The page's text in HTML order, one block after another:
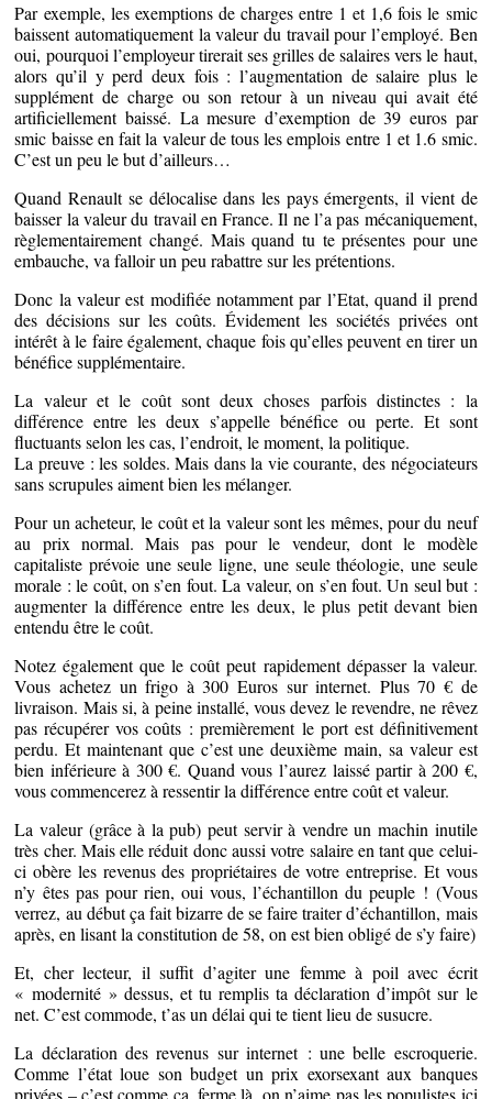
Par exemple, les exemptions de charges entre 1 et 1,6 fois le smic
baissent automatiquement la valeur du travail pour l’employé. Ben
oui, pourquoi l’employeur tirerait ses grilles de salaires vers le haut,
alors qu’il y perd deux fois : l’augmentation de salaire plus le
supplément de charge ou son retour à un niveau qui avait été
artificiellement baissé. La mesure d’exemption de 39 euros par
smic baisse en fait la valeur de tous les emplois entre 1 et 1.6 smic.
C’est un peu le but d’ailleurs…
Quand Renault se délocalise dans les pays émergents, il vient de
baisser la valeur du travail en France. Il ne l’a pas mécaniquement,
règlementairement changé. Mais quand tu te présentes pour une
embauche, va falloir un peu rabattre sur les prétentions.
Donc la valeur est modifiée notamment par l’Etat, quand il prend
des décisions sur les coûts. Évidement les sociétés privées ont
intérêt à le faire également, chaque fois qu’elles peuvent en tirer un
bénéfice supplémentaire.
La valeur et le coût sont deux choses parfois distinctes : la
différence entre les deux s’appelle bénéfice ou perte. Et sont
fluctuants selon les cas, l’endroit, le moment, la politique.
La preuve : les soldes. Mais dans la vie courante, des négociateurs
sans scrupules aiment bien les mélanger.
Pour un acheteur, le coût et la valeur sont les mêmes, pour du neuf
au prix normal. Mais pas pour le vendeur, dont le modèle
capitaliste prévoie une seule ligne, une seule théologie, une seule
morale : le coût, on s’en fout. La valeur, on s’en fout. Un seul but :
augmenter la différence entre les deux, le plus petit devant bien
entendu être le coût.
Notez également que le coût peut rapidement dépasser la valeur.
Vous achetez un frigo à 300 Euros sur internet. Plus 70 € de
livraison. Mais si, à peine installé, vous devez le revendre, ne rêvez
pas récupérer vos coûts : premièrement le port est définitivement
perdu. Et maintenant que c’est une deuxième main, sa valeur est
bien inférieure à 300 €. Quand vous l’aurez laissé partir à 200 €,
vous commencerez à ressentir la différence entre coût et valeur.
La valeur (grâce à la pub) peut servir à vendre un machin inutile
très cher. Mais elle réduit donc aussi votre salaire en tant que celui-
ci obère les revenus des propriétaires de votre entreprise. Et vous
n’y êtes pas pour rien, oui vous, l’échantillon du peuple ! (Vous
verrez, au début ça fait bizarre de se faire traiter d’échantillon, mais
après, en lisant la constitution de 58, on est bien obligé de s’y faire)
Et, cher lecteur, il suffit d’agiter une femme à poil avec écrit
« modernité » dessus, et tu remplis ta déclaration d’impôt sur le
net. C’est commode, t’as un délai qui te tient lieu de susucre.
La déclaration des revenus sur internet : une belle escroquerie.
Comme l’état loue son budget un prix exorsexant aux banques